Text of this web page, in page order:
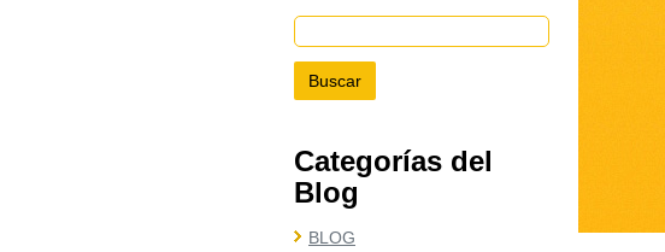
Categorías del
Blog
BLOG